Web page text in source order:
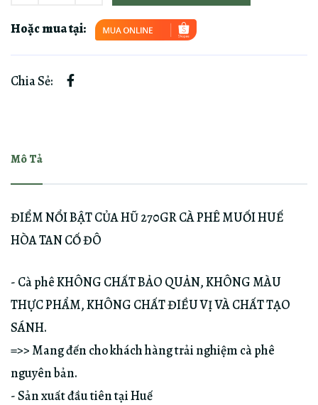
Hoặc mua tại:
Chia Sẻ:
Mô Tả
ĐIỂM NỔI BẬT CỦA HŨ 270GR CÀ PHÊ MUỐI HUẾ
HÒA TAN CỐ ĐÔ
- Cà phê KHÔNG CHẤT BẢO QUẢN, KHÔNG MÀU
THỰC PHẨM, KHÔNG CHẤT ĐIỀU VỊ VÀ CHẤT TẠO
SÁNH.
=>> Mang đến cho khách hàng trải nghiệm cà phê
nguyên bản.
- Sản xuất đầu tiên tại Huế